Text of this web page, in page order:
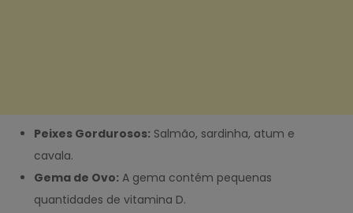
Peixes Gordurosos: Salmão, sardinha, atum e
cavala.
Gema de Ovo: A gema contém pequenas
quantidades de vitamina D.